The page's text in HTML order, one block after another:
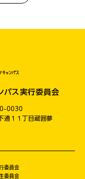
パス実行委員会
0030
通１１丁目蔵囲夢
委員会
委員会